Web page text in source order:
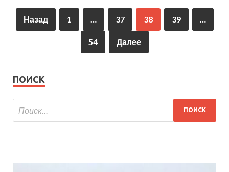
Назад 1 37 38 39
54 Далее
ПОИСК